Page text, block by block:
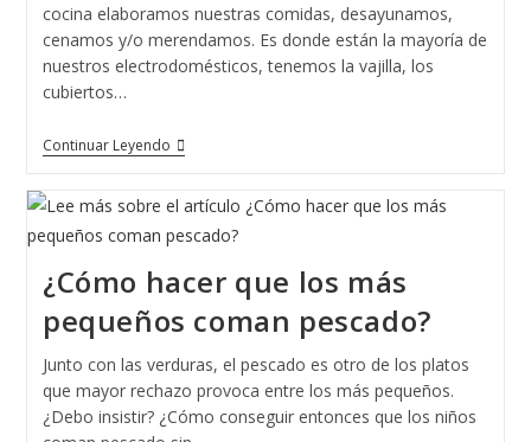
cocina elaboramos nuestras comidas, desayunamos,
cenamos y/o merendamos. Es donde están la mayoría de
nuestros electrodomésticos, tenemos la vajilla, los
cubiertos…
Continuar LeyendoLas
3
De
Cocina.
¿Cómo hacer que los más
pequeños coman pescado?
Junto con las verduras, el pescado es otro de los platos
que mayor rechazo provoca entre los más pequeños.
¿Debo insistir? ¿Cómo conseguir entonces que los niños